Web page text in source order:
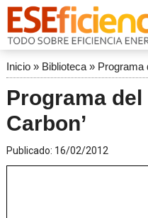
Inicio» Biblioteca» Programa
Programa del
Carbon’
Publicado: 16/02/2012